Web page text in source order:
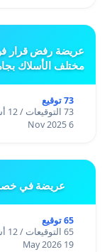
عريضة رفض قرار
مختلف الأسلاك
73 توقيع
73 التوقيعات / 12 أشهر
6 Nov 2025
عريضة في
65 توقيع
65 التوقيعات / 12 أشهر
19 May 2026